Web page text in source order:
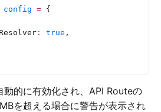
config = {
: true ,
動的に有効化され、API Routeの
を超える場合に警告が表示され